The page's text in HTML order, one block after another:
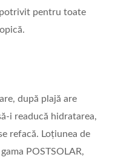
pentru toate
după plajă are
i readucă hidratarea,
refacă. Loțiunea de
POSTSOLAR,